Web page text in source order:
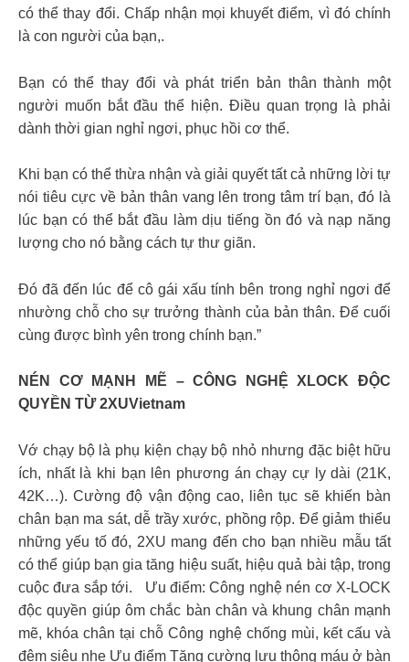
có thể thay đổi. Chấp nhận mọi khuyết điểm, vì đó chính
là con người của bạn,.
Bạn có thể thay đổi và phát triển bản thân thành một
người muốn bắt đầu thể hiện. Điều quan trọng là phải
dành thời gian nghỉ ngơi, phục hồi cơ thể.
Khi bạn có thể thừa nhận và giải quyết tất cả những lời tự
nói tiêu cực về bản thân vang lên trong tâm trí bạn, đó là
lúc bạn có thể bắt đầu làm dịu tiếng ồn đó và nạp năng
lượng cho nó bằng cách tự thư giãn.
Đó đã đến lúc để cô gái xấu tính bên trong nghỉ ngơi để
nhường chỗ cho sự trưởng thành của bản thân. Để cuối
cùng được bình yên trong chính bạn.”
NÉN CƠ MẠNH MẼ – CÔNG NGHỆ XLOCK ĐỘC
QUYỀN TỪ 2XUVietnam
Vớ chạy bộ là phụ kiện chạy bộ nhỏ nhưng đặc biệt hữu
ích, nhất là khi bạn lên phương án chạy cự ly dài (21K,
42K…). Cường độ vận động cao, liên tục sẽ khiến bàn
chân bạn ma sát, dễ trầy xước, phồng rộp. Để giảm thiểu
những yếu tố đó, 2XU mang đến cho bạn nhiều mẫu tất
có thể giúp bạn gia tăng hiệu suất, hiệu quả bài tập, trong
cuộc đưa sắp tới. Ưu điểm: Công nghệ nén cơ X-LOCK
độc quyền giúp ôm chắc bàn chân và khung chân mạnh
mẽ, khóa chân tại chỗ Công nghệ chống mùi, kết cấu và
đệm siêu nhẹ Ưu điểm Tăng cường lưu thông máu ở bàn